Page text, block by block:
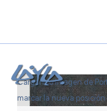
Cargando Imagen de
marcar la nueva posición